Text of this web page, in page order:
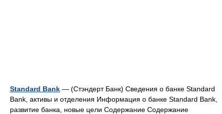
Standard Bank — (Стэндерт Банк) Сведения о банке Standard
Bank, активы и отделения Информация о банке Standard Bank,
развитие банка, новые цели Содержание Содержание